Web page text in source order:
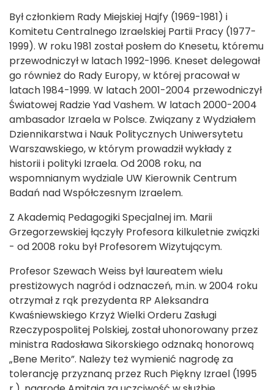
Był członkiem Rady Miejskiej Hajfy (1969-1981) i
Komitetu Centralnego Izraelskiej Partii Pracy (1977-
1999). W roku 1981 został posłem do Knesetu, któremu
przewodniczył w latach 1992-1996. Kneset delegował
go również do Rady Europy, w której pracował w
latach 1984-1999. W latach 2001-2004 przewodniczył
Światowej Radzie Yad Vashem. W latach 2000-2004
ambasador Izraela w Polsce. Związany z Wydziałem
Dziennikarstwa i Nauk Politycznych Uniwersytetu
Warszawskiego, w którym prowadził wykłady z
historii i polityki Izraela. Od 2008 roku, na
wspomnianym wydziale UW Kierownik Centrum
Badań nad Współczesnym Izraelem.
Z Akademią Pedagogiki Specjalnej im. Marii
Grzegorzewskiej łączyły Profesora kilkuletnie związki
- od 2008 roku był Profesorem Wizytującym.
Profesor Szewach Weiss był laureatem wielu
prestiżowych nagród i odznaczeń, m.in. w 2004 roku
otrzymał z rąk prezydenta RP Aleksandra
Kwaśniewskiego Krzyż Wielki Orderu Zasługi
Rzeczypospolitej Polskiej, został uhonorowany przez
ministra Radosława Sikorskiego odznaką honorową
„Bene Merito”. Należy też wymienić nagrodę za
tolerancję przyznaną przez Ruch Piękny Izrael (1995